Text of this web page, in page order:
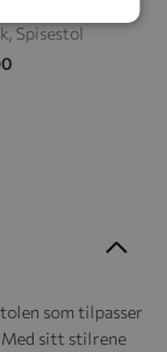
som tilpasser
Med sitt stilrene
Spisestol